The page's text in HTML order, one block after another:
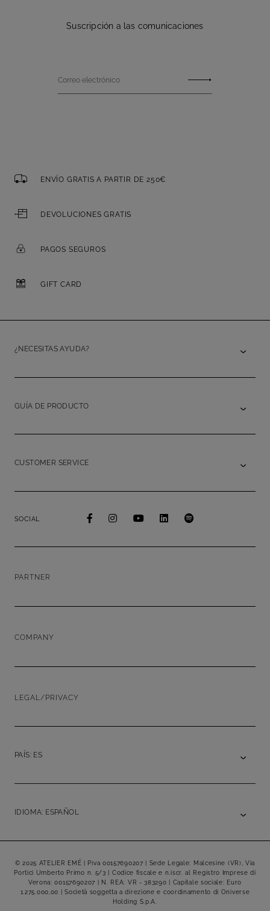
Suscripción a las comunicaciones
Correo electrónico
ENVÍO GRATIS A PARTIR DE 250€
DEVOLUCIONES GRATIS
PAGOS SEGUROS
GIFT CARD
¿NECESITAS AYUDA?
GUÍA DE PRODUCTO
CUSTOMER SERVICE
SOCIAL
PARTNER
COMPANY
LEGAL/PRIVACY
PAÍS: ES
IDIOMA: ESPAÑOL
© 2025 ATELIER EMÉ | Piva 00157690207 | Sede Legale: Malcesine (VR), Via
Portici Umberto Primo n. 5/3 | Codice fiscale e n.iscr. al Registro Imprese di
Verona: 00157690207 | N. REA: VR - 383290 | Capitale sociale: Euro
1.275.000,00 | Società soggetta a direzione e coordinamento di Oniverse
Holding S.p.A.